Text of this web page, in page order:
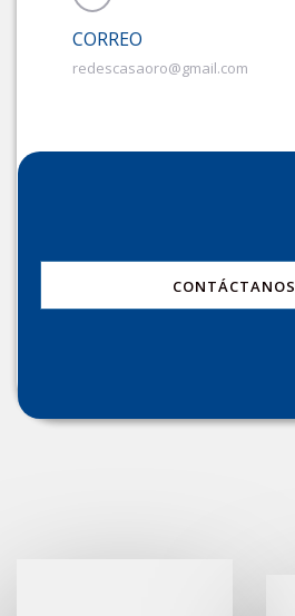
CORREO
redescasaoro@gmail.com
CONTÁCTANOS